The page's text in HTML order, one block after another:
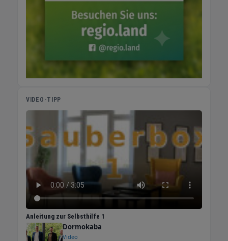
VIDEO-TIPP
Anleitung zur Selbsthilfe 1
Dormokaba
Video